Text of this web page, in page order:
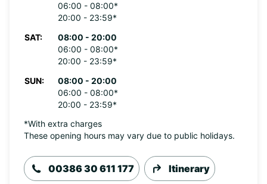
06:00 - 08:00*
20:00 - 23:59*
SAT:
08:00 - 20:00
06:00 - 08:00*
20:00 - 23:59*
SUN:
08:00 - 20:00
06:00 - 08:00*
20:00 - 23:59*
*With extra charges
These opening hours may vary due to public holidays.
00386 30 611 177 Itinerary